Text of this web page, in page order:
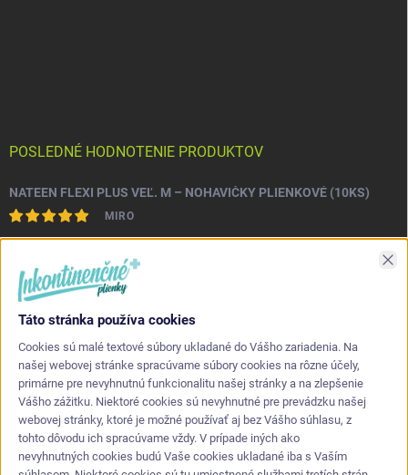
POSLEDNÉ HODNOTENIE PRODUKTOV
NATEEN FLEXI PLUS VEĽ. M – NOHAVIČKY PLIENKOVÉ (10KS)
MIRO
nepretekajú po stranách.
KONTAKT
info @inkontinencneplienky.sk
+421 948 864 624
Táto stránka používa cookies
Cookies sú malé textové súbory ukladané do Vášho zariadenia. Na
našej webovej stránke spracúvame súbory cookies na rôzne účely,
primárne pre nevyhnutnú funkcionalitu našej stránky a na zlepšenie
Vášho zážitku. Niektoré cookies sú nevyhnutné pre prevádzku našej
webovej stránky, ktoré je možné používať aj bez Vášho súhlasu, z
tohto dôvodu ich spracúvame vždy. V prípade iných ako
nevyhnutných cookies budú Vaše cookies ukladané iba s Vaším